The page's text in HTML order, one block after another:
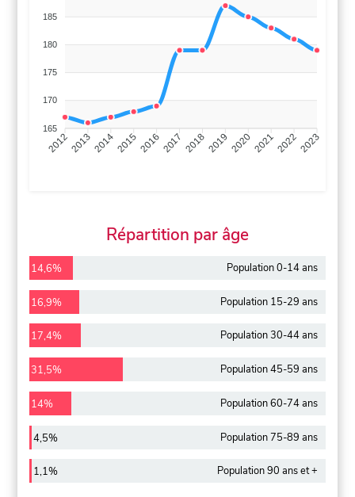
185
180
175
170
165
201220132014201520162017 20182019 2020202120222023
Répartition par âge
14,6% Population 0-14 ans
16,9% Population 15-29 ans
17,4% Population 30-44 ans
31,5% Population 45-59 ans
14% Population 60-74 ans
4,5% Population 75-89 ans
1,1% Population 90 ans et +